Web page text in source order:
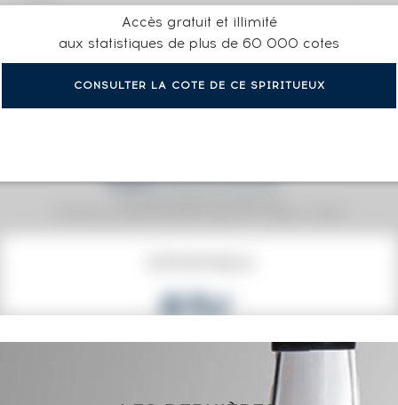
Accès gratuit et illimité
aux statistiques de plus de 60 000 cotes
CONSULTER LA COTE DE CE SPIRITUEUX
83€
(plus haut annuel)
83€ (plus bas annuel)